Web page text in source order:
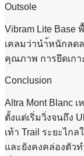
Outsole
Vibram Lite Base
เคลมว่านำ้หนักลด
คุณภาพ การยึดเกา
Conclusion
Altra Mont Blanc
ตั้งแต่เริ่มวิ่งจนถึง
เท้า Trail ระยะไก
และยังคงคล่องตัวท